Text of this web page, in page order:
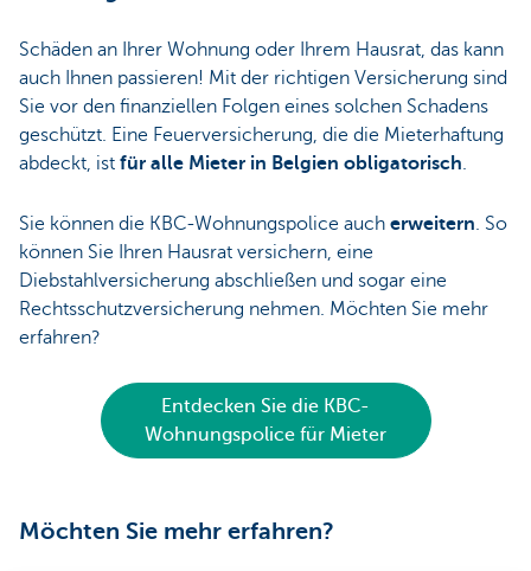
Schäden an Ihrer Wohnung oder Ihrem Hausrat, das kann
auch Ihnen passieren! Mit der richtigen Versicherung sind
Sie vor den finanziellen Folgen eines solchen Schadens
geschützt. Eine Feuerversicherung, die die Mieterhaftung
abdeckt, ist für alle Mieter in Belgien obligatorisch.
Sie können die KBC-Wohnungspolice auch erweitern. So
können Sie Ihren Hausrat versichern, eine
Diebstahlversicherung abschließen und sogar eine
Rechtsschutzversicherung nehmen. Möchten Sie mehr
erfahren?
Entdecken Sie die KBC-
Wohnungspolice für Mieter
Möchten Sie mehr erfahren?